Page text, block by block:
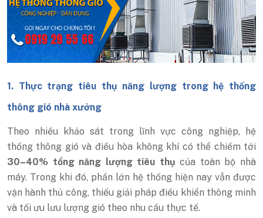
1. Thực trạng tiêu thụ năng lượng trong hệ thống
thông gió nhà xưởng
Theo nhiều khảo sát trong lĩnh vực công nghiệp, hệ
thống thông gió và điều hòa không khí có thể chiếm tới
30–40% tổng năng lượng tiêu thụ của toàn bộ nhà
máy. Trong khi đó, phần lớn hệ thống hiện nay vẫn được
vận hành thủ công, thiếu giải pháp điều khiển thông minh
và tối ưu lưu lượng gió theo nhu cầu thực tế.